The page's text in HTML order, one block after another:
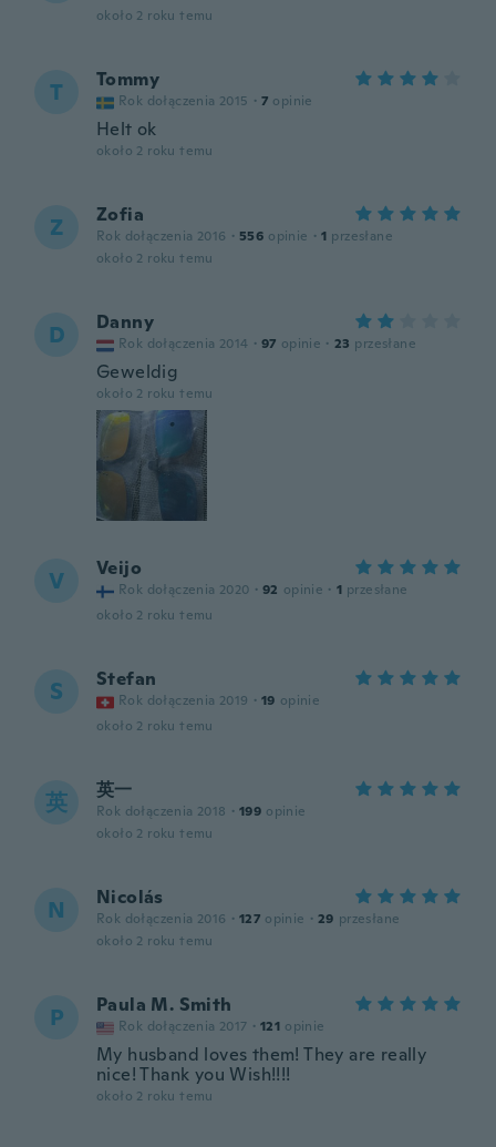
około 2 roku temu
T Tommy
Rok dołączenia 2015 · 7 opinie
Helt ok
około 2 roku temu
Z Zofia
Rok dołączenia 2016 · 556 opinie · 1 przesłane
około 2 roku temu
D Danny
Rok dołączenia 2014 · 97 opinie · 23 przesłane
Geweldig
około 2 roku temu
V Veijo
Rok dołączenia 2020 · 92 opinie · 1 przesłane
około 2 roku temu
S Stefan
Rok dołączenia 2019 · 19 opinie
około 2 roku temu
英 英一
Rok dołączenia 2018 · 199 opinie
około 2 roku temu
N Nicolás
Rok dołączenia 2016 · 127 opinie · 29 przesłane
około 2 roku temu
P Paula M. Smith
Rok dołączenia 2017 · 121 opinie
My husband loves them! They are really
nice! Thank you Wish!!!!
około 2 roku temu